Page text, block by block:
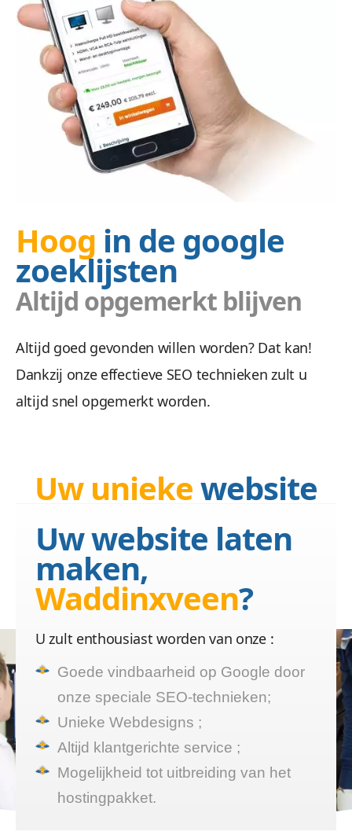
Hoog in de google
zoeklijsten
Altijd opgemerkt blijven
Altijd goed gevonden willen worden? Dat kan!
Dankzij onze effectieve SEO technieken zult u
altijd snel opgemerkt worden.
Uw uniekewebsite
laten maken
Website bouwer
Waddinxveen nodig die u
kunt vertrouwen?
Uw website laten
maken,
Waddinxveen?
U zult enthousiast worden van onze :
Goede vindbaarheid op Google door
onze speciale SEO-technieken;
Unieke Webdesigns ;
Altijd klantgerichte service ;
Mogelijkheid tot uitbreiding van het
hostingpakket.